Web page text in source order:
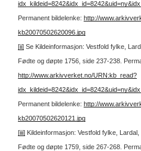
Permanent bildelenke: http://
kb20070502620096.jpg
[ii] Se Kildeinformasjon: Vestfold fylke,
Fødte og døpte 1756, side 237-238.
http://www.arkivverket.no/URN:kb_read?
Permanent bildelenke: http://
kb20070502620121.jpg
[iii] Kildeinformasjon: Vestfold fylke,
Fødte og døpte 1759, side 267-268.